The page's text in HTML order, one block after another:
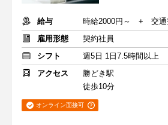
給与
時給2000円～ + 交通
雇用形態
契約社員
シフト
週5日 1日7.5時間以上
アクセス
勝どき駅
徒歩10分
オンライン面接可